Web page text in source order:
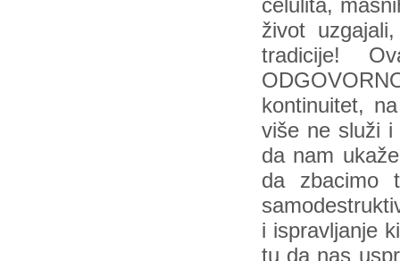
celulita,
život
tradicije!
kontinuitet,
više ne služi
da nam
da zbacimo
i ispravljanje
tu da nas